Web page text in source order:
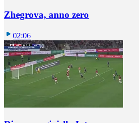
Zhegrova, anno zero
02:06